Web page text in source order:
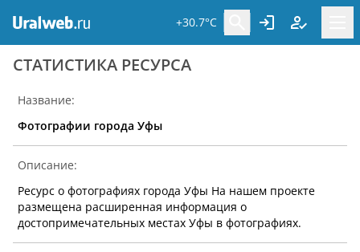
+30.7°C
CТАТИСТИКА РЕСУРСА
Название:
Фотографии города Уфы
Описание:
Ресурс о фотографиях города Уфы На нашем проекте
размещена расширенная информация о
достопримечательных местах Уфы в фотографиях.